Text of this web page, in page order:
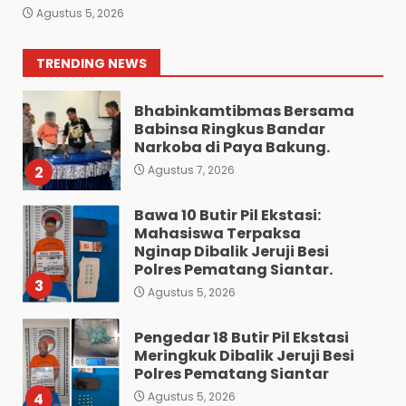
Agustus 5, 2026
TRENDING NEWS
1
Kepolisian
Agustus 7, 2026
2
Bhabinkamtibmas Bersama
Babinsa Ringkus Bandar
Narkoba di Paya Bakung.
Agustus 7, 2026
3
Bawa 10 Butir Pil Ekstasi:
Mahasiswa Terpaksa
Nginap Dibalik Jeruji Besi
Polres Pematang Siantar.
Agustus 5, 2026
4
Pengedar 18 Butir Pil Ekstasi
Meringkuk Dibalik Jeruji Besi
Polres Pematang Siantar
Agustus 5, 2026